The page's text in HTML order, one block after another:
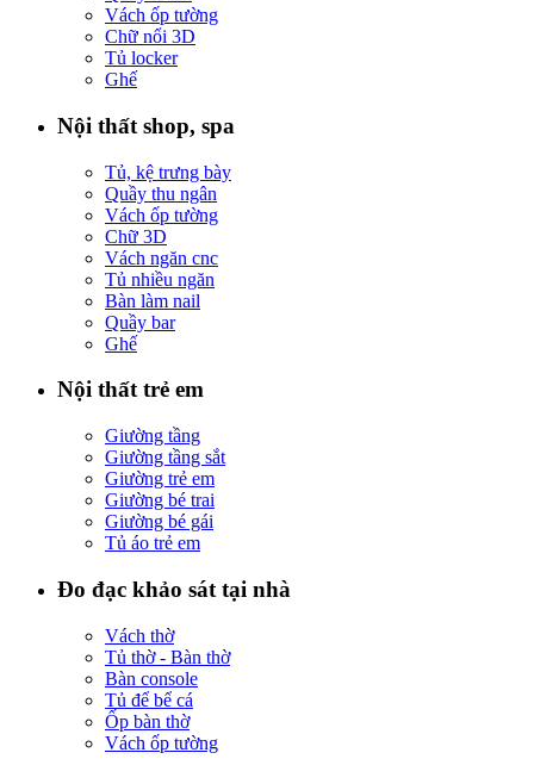
Vách ốp tường
Chữ nổi 3D
Tủ locker
Ghế
Nội thất shop, spa
Tủ, kệ trưng bày
Quầy thu ngân
Vách ốp tường
Chữ 3D
Vách ngăn cnc
Tủ nhiều ngăn
Bàn làm nail
Quầy bar
Ghế
Nội thất trẻ em
Giường tầng
Giường tầng sắt
Giường trẻ em
Giường bé trai
Giường bé gái
Tủ áo trẻ em
Đo đạc khảo sát tại nhà
Vách thờ
Tủ thờ - Bàn thờ
Bàn console
Tủ để bể cá
Ốp bàn thờ
Vách ốp tường